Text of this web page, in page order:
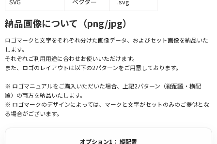
SVG
ベクター .svg
納品画像について（png/jpg）
ロゴマークと文字をそれぞれ分けた画像データ、およびセット画像を納品いた
します。
それぞれご利用用途に合わせお使いいただけます。
また、ロゴのレイアウトは以下の2パターンをご用意しております。
※ ロゴマニュアルをご購入いただいた場合、上記2パターン（縦配置・横配
置）の両方を納品いたします。
※ ロゴマークのデザインによっては、マークと文字がセットのみのご提供とな
る場合がございます。
オプション1： 縦配置